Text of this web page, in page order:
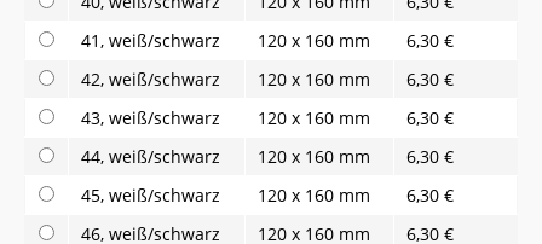
41, weiß/schwarz
120 x 160 mm
6,30 €
42, weiß/schwarz
120 x 160 mm
6,30 €
43, weiß/schwarz
120 x 160 mm
6,30 €
44, weiß/schwarz
120 x 160 mm
6,30 €
45, weiß/schwarz
120 x 160 mm
6,30 €
46, weiß/schwarz
120 x 160 mm
6,30 €